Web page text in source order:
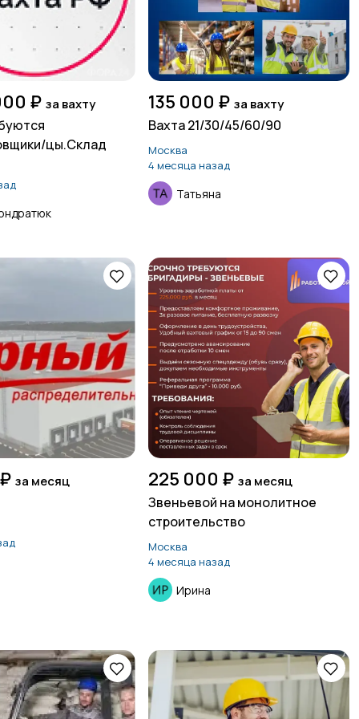
₽ за вахту
цы.Склад
135 000 ₽ за вахту
Вахта 21/30/45/60/90
Москва
4 месяца назад
Татьяна
за месяц 225 000 ₽ за месяц
Звеньевой на монолитное
строительство
Москва
4 месяца назад
Ирина